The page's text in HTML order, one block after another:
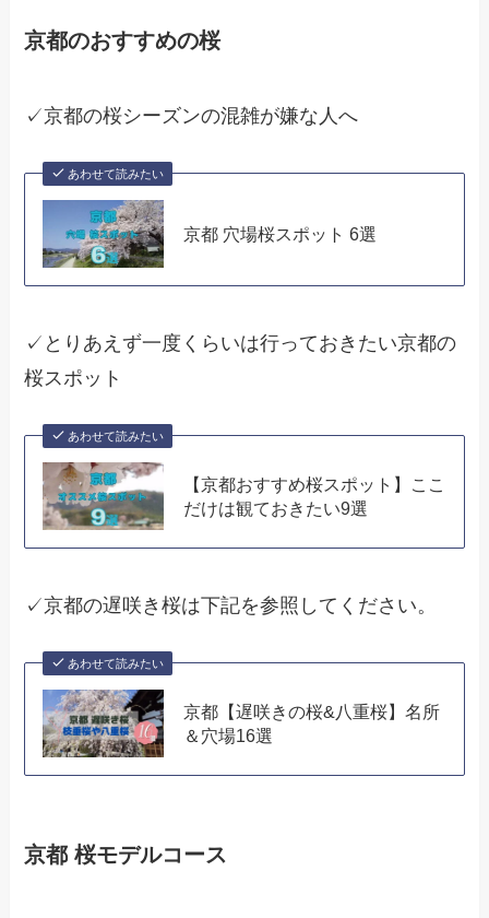
京都のおすすめの桜
✓京都の桜シーズンの混雑が嫌な人へ
あわせて読みたい
京都 穴場桜スポット 6選
✓とりあえず一度くらいは行っておきたい京都の
桜スポット
あわせて読みたい
【京都おすすめ桜スポット】ここ
だけは観ておきたい9選
✓京都の遅咲き桜は下記を参照してください。
あわせて読みたい
京都【遅咲きの桜&八重桜】名所
＆穴場16選
京都 桜モデルコース